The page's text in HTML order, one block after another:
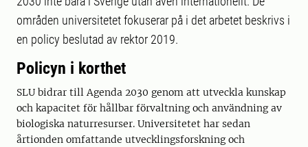
områden universitetet fokuserar på i det arbetet beskrivs i
en policy beslutad av rektor 2019.
Policyn i korthet
SLU bidrar till Agenda 2030 genom att utveckla kunskap
och kapacitet för hållbar förvaltning och användning av
biologiska naturresurser. Universitetet har sedan
årtionden omfattande utvecklingsforskning och